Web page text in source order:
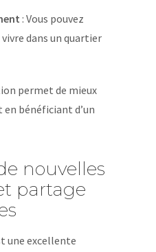
: Vous pouvez
dans un quartier
permet de mieux
bénéficiant d’un
nouvelles
partage
une excellente